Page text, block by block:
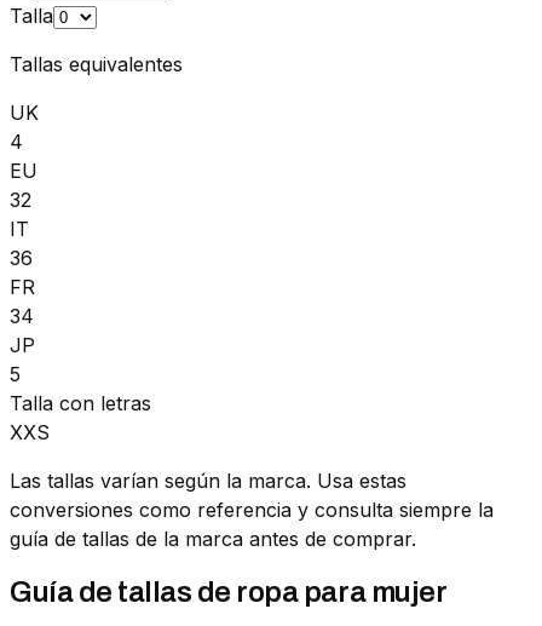
Talla
Tallas equivalentes
UK
4
EU
32
IT
36
FR
34
JP
5
Talla con letras
XXS
Las tallas varían según la marca. Usa estas
conversiones como referencia y consulta siempre la
guía de tallas de la marca antes de comprar.
Guía de tallas de ropa para mujer